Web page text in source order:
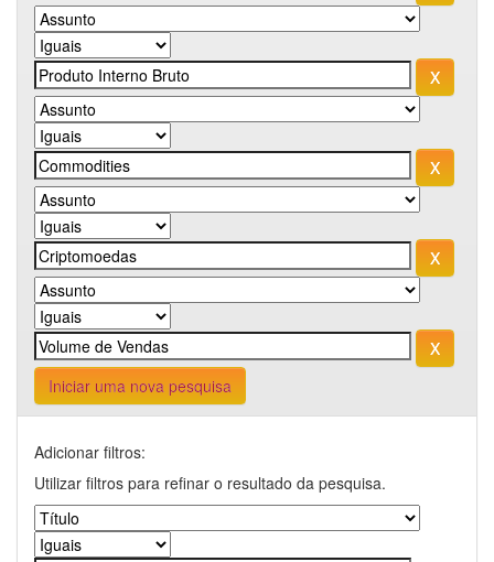
Iniciar uma nova pesquisa
Adicionar filtros:
Utilizar filtros para refinar o resultado da pesquisa.